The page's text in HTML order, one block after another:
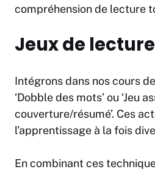
compréhension de lecture
Jeux de lecture
Intégrons dans nos cours
‘Dobble des mots’ ou ‘Jeu
couverture/résumé’. Ces
l’apprentissage à la fois
En combinant ces